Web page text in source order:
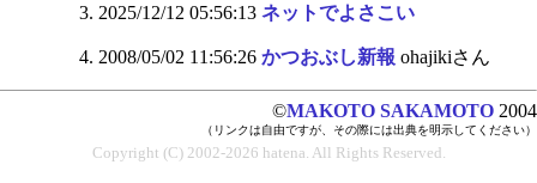
2025/12/12 05:56:13 ネットでよさこい
2008/05/02 11:56:26 かつおぶし新報 ohajikiさん
©MAKOTO SAKAMOTO 2004
（リンクは自由ですが、その際には出典を明示してください）
Copyright (C) 2002-2026 hatena. All Rights Reserved.